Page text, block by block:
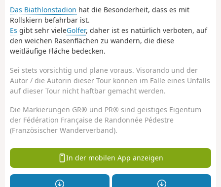
Das Biathlonstadion hat die Besonderheit, dass es mit
Rollskiern befahrbar ist.
Es gibt sehr vieleGolfer, daher ist es natürlich verboten, auf
den weichen Rasenflächen zu wandern, die diese
weitläufige Fläche bedecken.
Sei stets vorsichtig und plane voraus. Visorando und der
Autor / die Autorin dieser Tour können im Falle eines Unfalls
auf dieser Tour nicht haftbar gemacht werden.
Die Markierungen GR® und PR® sind geistiges Eigentum
der Fédération Française de Randonnée Pédestre
(Französischer Wanderverband).
In der mobilen App anzeigen